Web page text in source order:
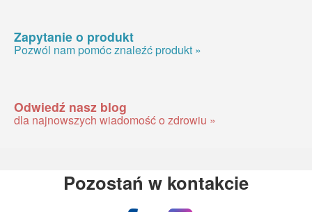
Zapytanie o produkt
Pozwól nam pomóc znaleźć produkt »
Odwiedź nasz blog
dla najnowszych wiadomość o zdrowiu »
Pozostań w kontakcie